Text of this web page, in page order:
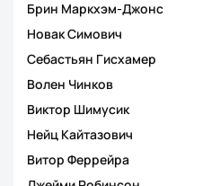
Брин Маркхэм-Джонс
Новак Симович
Себастьян Гисхамер
Волен Чинков
Виктор Шимусик
Нейц Кайтазович
Витор Феррейра